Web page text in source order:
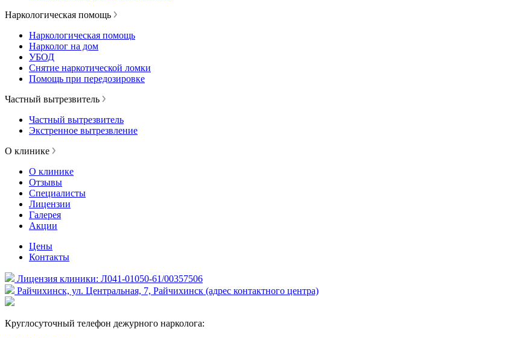
Наркологическая помощь
Наркологическая помощь
Нарколог на дом
УБОД
Снятие наркотической ломки
Помощь при передозировке
Частный вытрезвитель
Частный вытрезвитель
Экстренное вытрезвление
О клинике
О клинике
Отзывы
Специалисты
Лицензии
Галерея
Акции
Цены
Контакты
Лицензия клиники: Л041-01050-61/00357506
Райчихинск, ул. Центральная, 7, Райчихинск (адрес контактного центра)
Круглосуточный телефон дежурного нарколога: